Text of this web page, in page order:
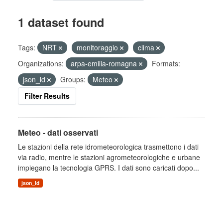
1 dataset found
Tags: NRT monitoraggio
clima
Organizations:
arpa-emilia-romagna
Formats:
json_ld
Groups:
Meteo
Filter Results
Meteo - dati osservati
Le stazioni della rete idrometeorologica trasmettono i dati
via radio, mentre le stazioni agrometeorologiche e urbane
impiegano la tecnologia GPRS. I dati sono caricati dopo...
json_ld